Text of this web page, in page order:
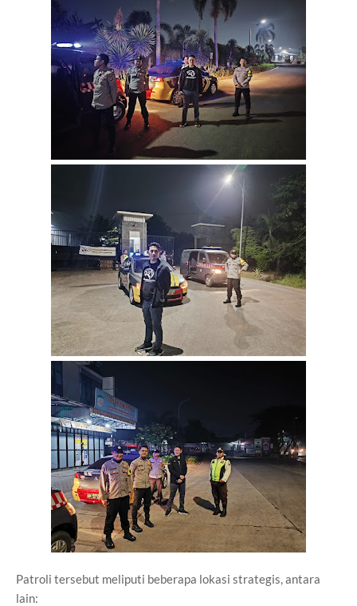
Patroli tersebut meliputi beberapa lokasi strategis, antara
lain: